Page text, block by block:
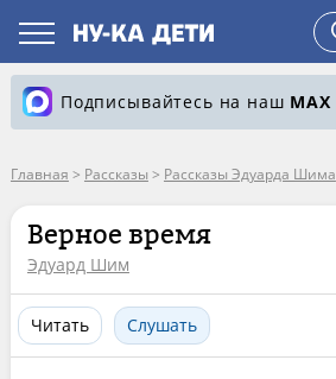
Подписывайтесь на наш MAX
Главная > Рассказы > Рассказы Эдуарда Шима
Верное время
Эдуард Шим
Читать Слушать